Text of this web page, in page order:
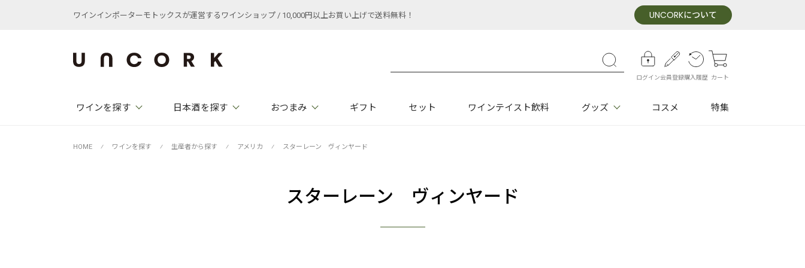
ワインインポーターモトックスが運営するワインショップ / 10,000円以上お買い上げで送料無料！ UNCORKについて
ログイン会員登録購入履歴 カート
ワインを探す 日本酒を探す おつまみ ギフト セット ワインテイスト飲料 グッズ コスメ 特集
HOME ⁄ ワインを探す ⁄ 生産者から探す ⁄ アメリカ ⁄ スターレーン ヴィンヤード
スターレーン ヴィンヤード